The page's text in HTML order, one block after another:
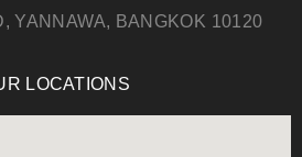
YANNAWA, BANGKOK 10120
LOCATIONS